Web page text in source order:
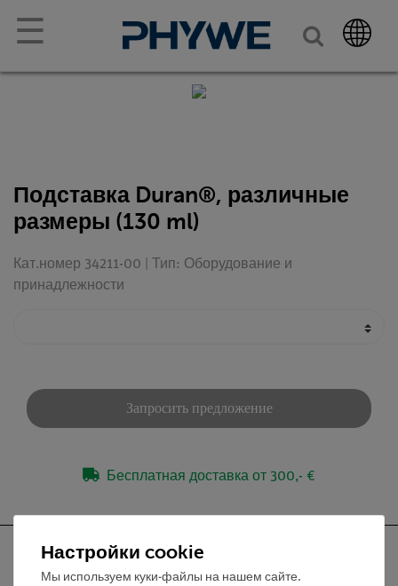
☰
Подставка Duran®, различные
размеры (130 ml)
Кат.номер 34211-00 | Тип: Оборудование и
принадлежности
Запросить предложение
Бесплатная доставка от 300,- €
Настройки cookie
Мы используем куки-файлы на нашем сайте.